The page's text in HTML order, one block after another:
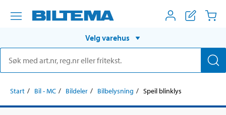
Velg varehus
Start Bil - MC Bildeler Bilbelysning Speil blinklys